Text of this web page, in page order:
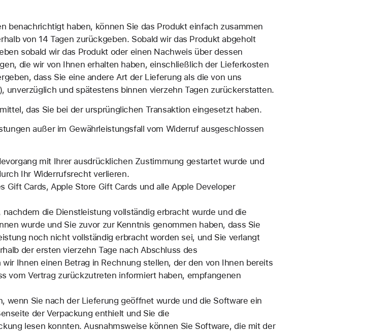
benachrichtigt haben, können Sie das Produkt einfach zusammen
von 14 Tagen zurückgeben. Sobald wir das Produkt abgeholt
sobald wir das Produkt oder einen Nachweis über dessen
die wir von Ihnen erhalten haben, einschließlich der Lieferkosten
dass Sie eine andere Art der Lieferung als die von uns
und spätestens binnen vierzehn Tagen zurückerstatten.
das Sie bei der ursprünglichen Transaktion eingesetzt haben.
außer im Gewährleistungsfall vom Widerruf ausgeschlossen
mit Ihrer ausdrücklichen Zustimmung gestartet wurde und
Ihr Widerrufsrecht verlieren.
Cards, Apple Store Gift Cards und alle Apple Developer
die Dienstleistung vollständig erbracht wurde und die
wurde und Sie zuvor zur Kenntnis genommen haben, dass Sie
noch nicht vollständig erbracht worden sei, und Sie verlangt
der ersten vierzehn Tage nach Abschluss des
Ihnen einen Betrag in Rechnung stellen, der den von Ihnen bereits
vom Vertrag zurückzutreten informiert haben, empfangenen
wenn Sie nach der Lieferung geöffnet wurde und die Software ein
der Verpackung enthielt und Sie die
lesen konnten. Ausnahmsweise können Sie Software, die mit der